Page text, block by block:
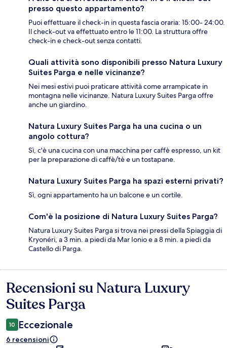
presso questo appartamento?
Puoi effettuare il check-in in questa fascia oraria: 15:00- 24:00.
Il check-out va effettuato entro le 11:00. La struttura offre
check-in e check-out senza contatti.
Quali attività sono disponibili presso Natura Luxury
Suites Parga e nelle vicinanze?
Nei mesi estivi puoi praticare attività come arrampicate in
montagna nelle vicinanze. Natura Luxury Suites Parga offre
anche un giardino.
Natura Luxury Suites Parga ha una cucina o un
angolo cottura?
Sì, c'è una cucina con una macchina per caffè espresso, un kit
per la preparazione di caffè/tè e un tostapane.
Natura Luxury Suites Parga ha spazi esterni privati?
Sì, ogni appartamento ha un balcone e un cortile.
Com'è la posizione di Natura Luxury Suites Parga?
Natura Luxury Suites Parga si trova nei pressi della Spiaggia di
Kryonéri, a 3 min. a piedi da Mar Ionio e a 8 min. a piedi da
Castello di Parga.
Recensioni
Recensioni su Natura Luxury
Suites Parga
10 Eccezionale
6 recensioni